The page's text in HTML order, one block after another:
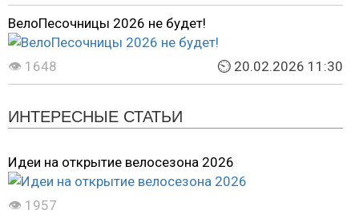
ВелоПесочницы 2026 не будет!
👁 1648 ⏲ 20.02.2026 11:30
ИНТЕРЕСНЫЕ СТАТЬИ
Идеи на открытие велосезона 2026
👁 1957